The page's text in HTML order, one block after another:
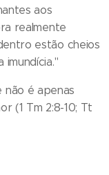
aos
realmente
estão cheios
não é apenas
(1 Tm 2:8-10; Tt